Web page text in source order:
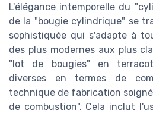
L'élégance intemporelle du
de la "bougie cylindrique" se
sophistiquée qui s'adapte à
des plus modernes aux plus
"lot de bougies" en
diverses en termes de
technique de fabrication
de combustion". Cela inclut